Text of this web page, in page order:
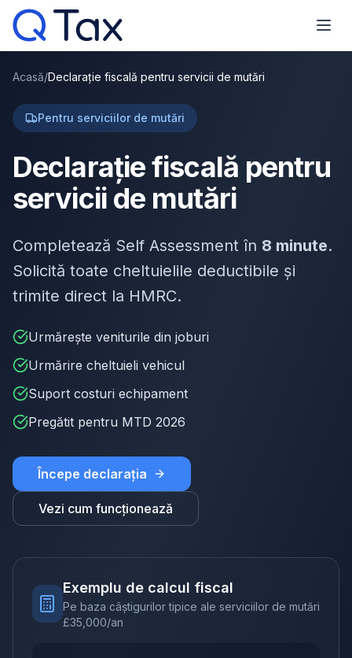
Acasă/Declarație fiscală pentru servicii de mutări
Pentru serviciilor de mutări
Declarație fiscală pentru
servicii de mutări
Completează Self Assessment în 8 minute.
Solicită toate cheltuielile deductibile și
trimite direct la HMRC.
Urmărește veniturile din joburi
Urmărire cheltuieli vehicul
Suport costuri echipament
Pregătit pentru MTD 2026
Începe declarația
Vezi cum funcționează
Exemplu de calcul fiscal
Pe baza câștigurilor tipice ale serviciilor de mutări
£35,000/an